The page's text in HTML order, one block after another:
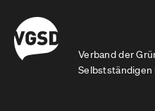
Verband der
Selbstständigen